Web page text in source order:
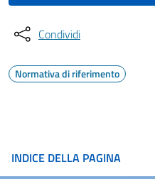
Condividi
Normativa di riferimento
INDICE DELLA PAGINA